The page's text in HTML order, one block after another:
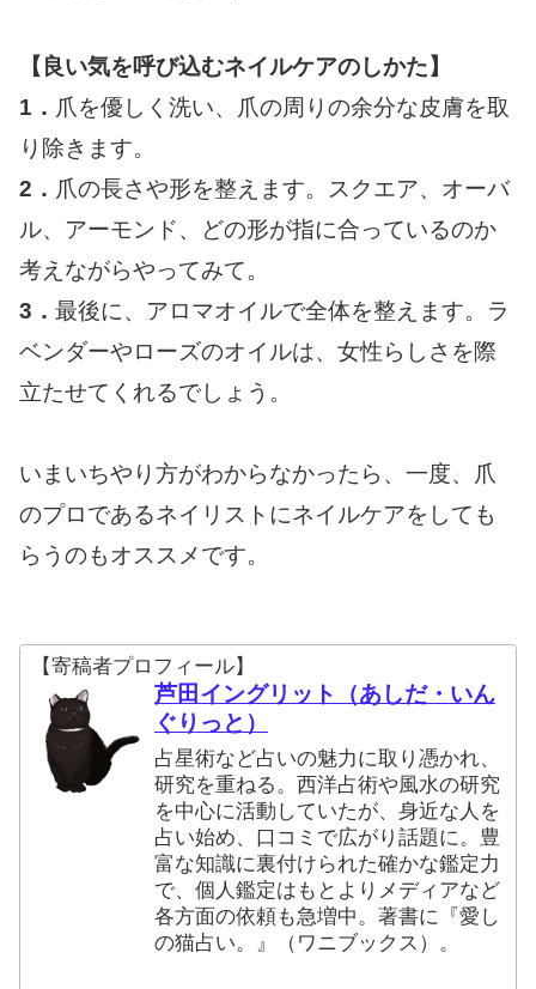
【良い気を呼び込むネイルケアのしかた】
1． 爪を優しく洗い、爪の周りの余分な皮膚を取
り除きます。
2． 爪の長さや形を整えます。スクエア、オーバ
ル、アーモンド、どの形が指に合っているのか
考えながらやってみて。
3． 最後に、アロマオイルで全体を整えます。ラ
ベンダーやローズのオイルは、女性らしさを際
立たせてくれるでしょう。
いまいちやり方がわからなかったら、一度、爪
のプロであるネイリストにネイルケアをしても
らうのもオススメです。
【寄稿者プロフィール】
芦田イングリット（あしだ・いん
ぐりっと）
占星術など占いの魅力に取り憑かれ、
研究を重ねる。西洋占術や風水の研究
を中心に活動していたが、身近な人を
占い始め、口コミで広がり話題に。豊
富な知識に裏付けられた確かな鑑定力
で、個人鑑定はもとよりメディアなど
各方面の依頼も急増中。著書に『愛し
の猫占い。』（ワニブックス）。